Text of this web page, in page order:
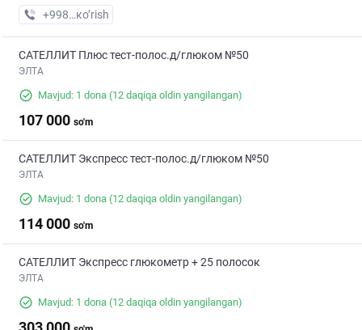
+998 (91) XXX-XX-XX
кo’rish
САТЕЛЛИТ Плюс тест-полос.д/глюком №50
ЭЛТА
Mavjud: 1 dona (12 daqiqa oldin yangilangan)
107 000 so'm
САТЕЛЛИТ Экспресс тест-полос.д/глюком №50
ЭЛТА
Mavjud: 1 dona (12 daqiqa oldin yangilangan)
114 000 so'm
САТЕЛЛИТ Экспресс глюкометр + 25 полосок
ЭЛТА
Mavjud: 1 dona (12 daqiqa oldin yangilangan)